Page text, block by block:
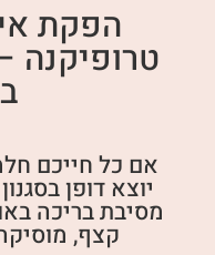
הפקת
טרופיקנה
אם כל חייכם
יוצא דופן
מסיבת בריכה
קצף,